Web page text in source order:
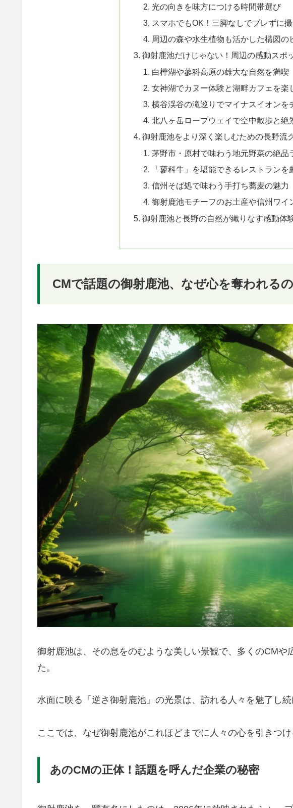
光の向きを味方につける時間帯選び
スマホでもOK！三脚なしでブレずに
周辺の森や水生植物も活かした構図の
御射鹿池だけじゃない！周辺の感動スポ
白樺湖や蓼科高原の雄大な自然を満喫
女神湖でカヌー体験と湖畔カフェを楽
横谷渓谷の滝巡りでマイナスイオンを
北八ヶ岳ロープウェイで空中散歩と絶
御射鹿池をより深く楽しむための長野流
茅野市・原村で味わう地元野菜の絶品
「蓼科牛」を堪能できるレストランを
信州そば処で味わう手打ち蕎麦の魅力
御射鹿池モチーフのお土産や信州ワイ
御射鹿池と長野の自然が織りなす感動体
CMで話題の御射鹿池、なぜ心を奪われる
御射鹿池は、その息をのむような美しい景観で、多くのCMや
た。
水面に映る「逆さ御射鹿池」の光景は、訪れる人々を魅了し続
ここでは、なぜ御射鹿池がこれほどまでに人々の心を引きつ
あのCMの正体！話題を呼んだ企業の秘密